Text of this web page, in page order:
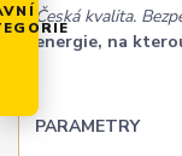
Česká kvalita.
energie, na
PARAMETRY